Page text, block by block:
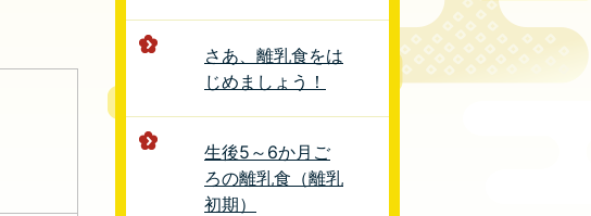
さあ、離乳食をは
じめましょう！
生後5～6か月ご
ろの離乳食（離乳
初期）